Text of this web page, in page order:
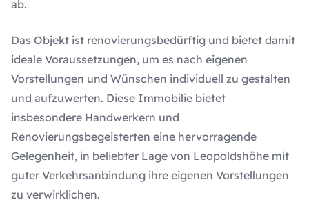
ab.
Das Objekt ist renovierungsbedürftig und bietet damit
ideale Voraussetzungen, um es nach eigenen
Vorstellungen und Wünschen individuell zu gestalten
und aufzuwerten. Diese Immobilie bietet
insbesondere Handwerkern und
Renovierungsbegeisterten eine hervorragende
Gelegenheit, in beliebter Lage von Leopoldshöhe mit
guter Verkehrsanbindung ihre eigenen Vorstellungen
zu verwirklichen.
1